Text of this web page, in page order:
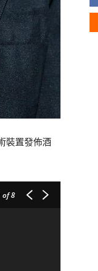
裝置發佈酒
of 8